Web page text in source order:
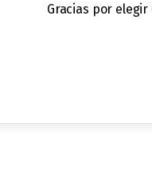
Gracias por